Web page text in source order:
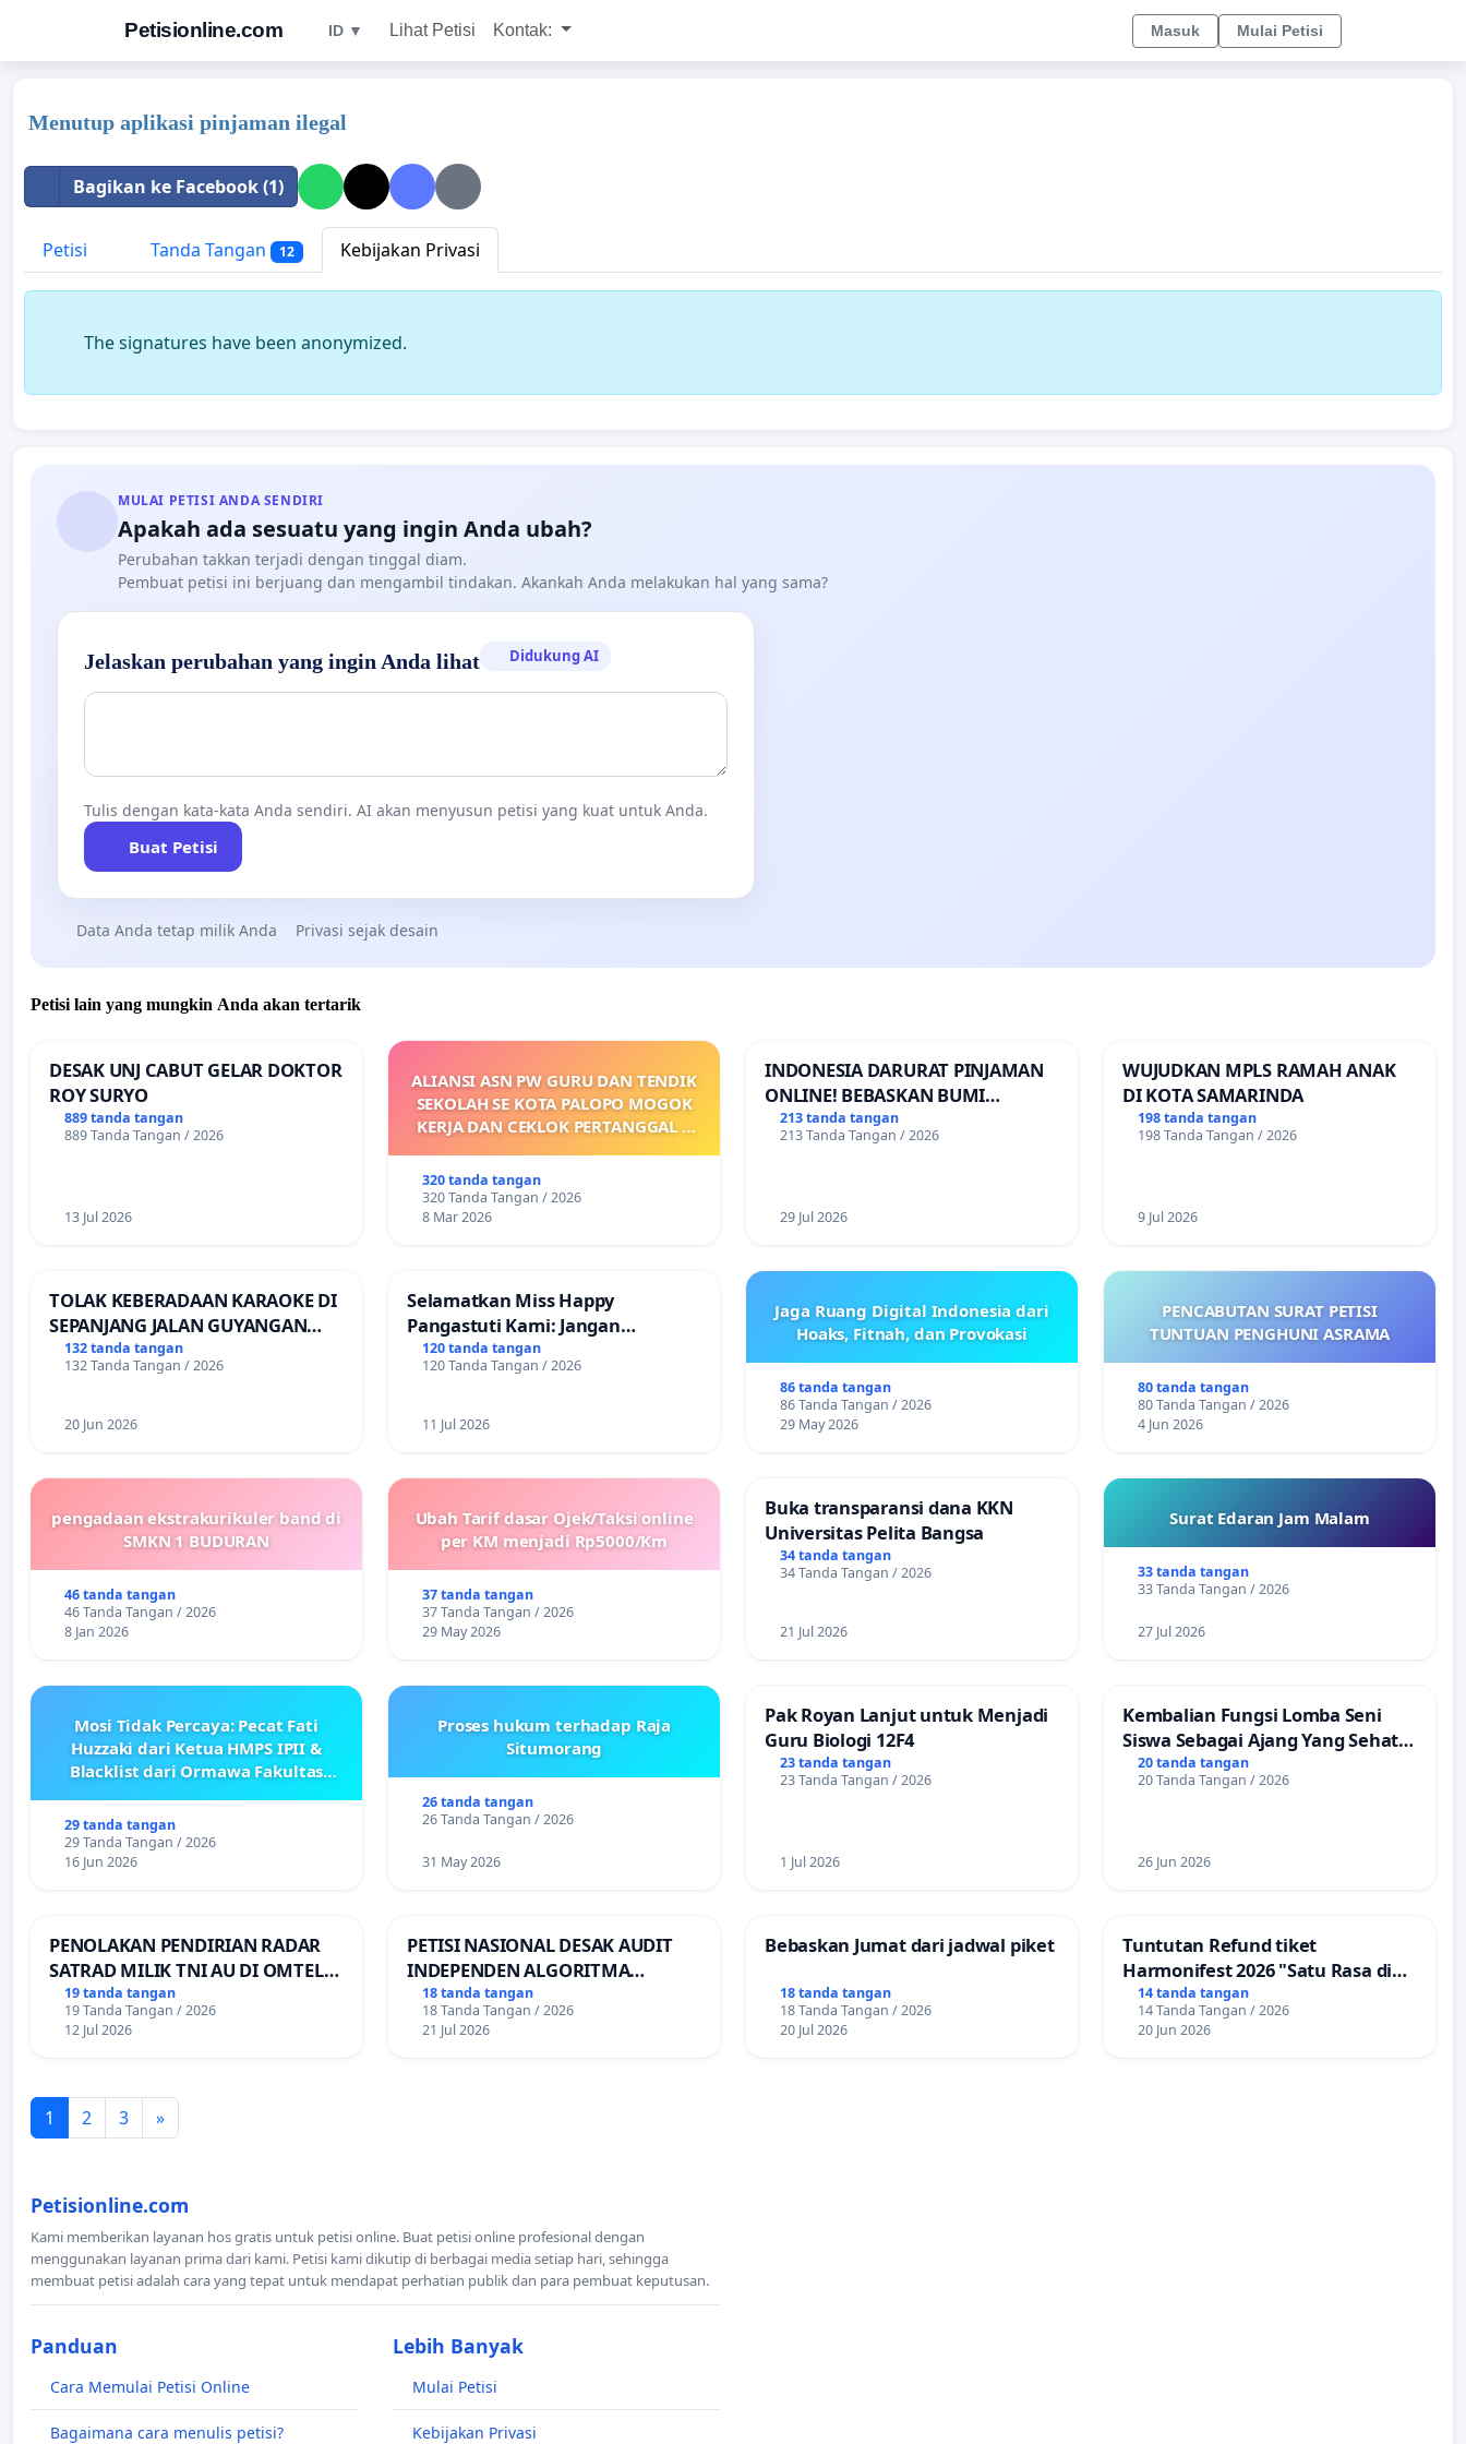
Petisionline.com ID ▼ Lihat Petisi Kontak: Masuk Mulai Petisi
Menutup aplikasi pinjaman ilegal
Bagikan ke Facebook (1)
Petisi Tanda Tangan 12 Kebijakan Privasi
The signatures have been anonymized.
MULAI PETISI ANDA SENDIRI
Apakah ada sesuatu yang ingin Anda ubah?
Perubahan takkan terjadi dengan tinggal diam.
Pembuat petisi ini berjuang dan mengambil tindakan. Akankah Anda melakukan hal yang sama?
Jelaskan perubahan yang ingin Anda lihat Didukung AI
Tulis dengan kata-kata Anda sendiri. AI akan menyusun petisi yang kuat untuk Anda.
Buat Petisi
Data Anda tetap milik Anda Privasi sejak desain
Petisi lain yang mungkin Anda akan tertarik
DESAK UNJ CABUT GELAR DOKTOR
ROY SURYO
889 tanda tangan
889 Tanda Tangan / 2026
13 Jul 2026
ALIANSI ASN PW GURU DAN TENDIK
SEKOLAH SE KOTA PALOPO MOGOK
KERJA DAN CEKLOK PERTANGGAL 9
DIKELUARKANNYA SK KONTRAK
UPAH DAN KEJELASAN SUMBER GAJI
320 tanda tangan
320 Tanda Tangan / 2026
8 Mar 2026
INDONESIA DARURAT PINJAMAN
ONLINE! BEBASKAN BUMI
PERTIWI DARI TEROR PINJAMAN
ONLINE! TUTUP PINJOL!
213 tanda tangan
213 Tanda Tangan / 2026
29 Jul 2026
WUJUDKAN MPLS RAMAH ANAK
DI KOTA SAMARINDA
198 tanda tangan
198 Tanda Tangan / 2026
9 Jul 2026
TOLAK KEBERADAAN KARAOKE DI
SEPANJANG JALAN GUYANGAN
(Trangkil) - JETAK (Wedarijaksa)
Kab. PATI
132 tanda tangan
132 Tanda Tangan / 2026
20 Jun 2026
Selamatkan Miss Happy
Pangastuti Kami: Jangan
Putuskan Pengabdian yang Telah
Teruji
120 tanda tangan
120 Tanda Tangan / 2026
11 Jul 2026
Jaga Ruang Digital Indonesia dari
Hoaks, Fitnah, dan Provokasi
86 tanda tangan
86 Tanda Tangan / 2026
29 May 2026
PENCABUTAN SURAT PETISI
TUNTUAN PENGHUNI ASRAMA
80 tanda tangan
80 Tanda Tangan / 2026
4 Jun 2026
pengadaan ekstrakurikuler band di
SMKN 1 BUDURAN
46 tanda tangan
46 Tanda Tangan / 2026
8 Jan 2026
Ubah Tarif dasar Ojek/Taksi online
per KM menjadi Rp5000/Km
37 tanda tangan
37 Tanda Tangan / 2026
29 May 2026
Buka transparansi dana KKN
Universitas Pelita Bangsa
34 tanda tangan
34 Tanda Tangan / 2026
21 Jul 2026
Surat Edaran Jam Malam
33 tanda tangan
33 Tanda Tangan / 2026
27 Jul 2026
Mosi Tidak Percaya: Pecat Fati
Huzzaki dari Ketua HMPS IPII &
Blacklist dari Ormawa Fakultas
29 tanda tangan
29 Tanda Tangan / 2026
16 Jun 2026
Proses hukum terhadap Raja
Situmorang
26 tanda tangan
26 Tanda Tangan / 2026
31 May 2026
Pak Royan Lanjut untuk Menjadi
Guru Biologi 12F4
23 tanda tangan
23 Tanda Tangan / 2026
1 Jul 2026
Kembalian Fungsi Lomba Seni
Siswa Sebagai Ajang Yang Sehat
Tanpa Tindakan Provokatif
20 tanda tangan
20 Tanda Tangan / 2026
26 Jun 2026
PENOLAKAN PENDIRIAN RADAR
SATRAD MILIK TNI AU DI OMTEL
KECAMATAN ALOR BARAT LAUT,
KABUPATEN ALOR
19 tanda tangan
19 Tanda Tangan / 2026
12 Jul 2026
PETISI NASIONAL DESAK AUDIT
INDEPENDEN ALGORITMA
PEMBAGIAN ORDER
TRANSPORTASI ONLINE
18 tanda tangan
18 Tanda Tangan / 2026
21 Jul 2026
Bebaskan Jumat dari jadwal piket
18 tanda tangan
18 Tanda Tangan / 2026
20 Jul 2026
Tuntutan Refund tiket
Harmonifest 2026 "Satu Rasa di
Sudut Kota", Kuningan,
Jawabarat
14 tanda tangan
14 Tanda Tangan / 2026
20 Jun 2026
1 2 3 »
Petisionline.com
Kami memberikan layanan hos gratis untuk petisi online. Buat petisi online profesional dengan
menggunakan layanan prima dari kami. Petisi kami dikutip di berbagai media setiap hari, sehingga
membuat petisi adalah cara yang tepat untuk mendapat perhatian publik dan para pembuat keputusan.
Panduan
Cara Memulai Petisi Online
Bagaimana cara menulis petisi?
Lebih Banyak
Mulai Petisi
Kebijakan Privasi